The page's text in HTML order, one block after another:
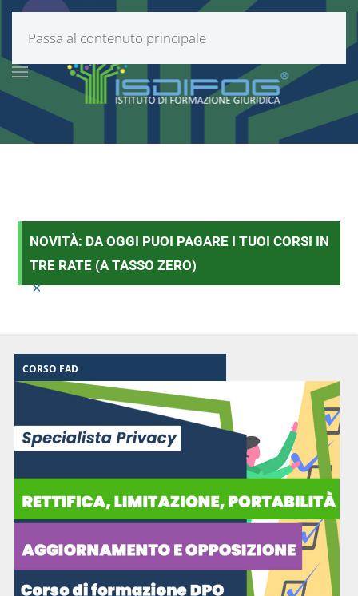
Passa al contenuto principale
NOVITÀ: DA OGGI PUOI PAGARE I TUOI CORSI IN
TRE RATE (A TASSO ZERO)
×
CORSO FAD